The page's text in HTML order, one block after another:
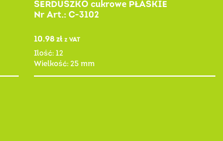
SERDUSZKO cukrowe PŁASKIE
Nr Art.: C-3102
10.98 zł z VAT
Ilość: 12
Wielkość: 25 mm